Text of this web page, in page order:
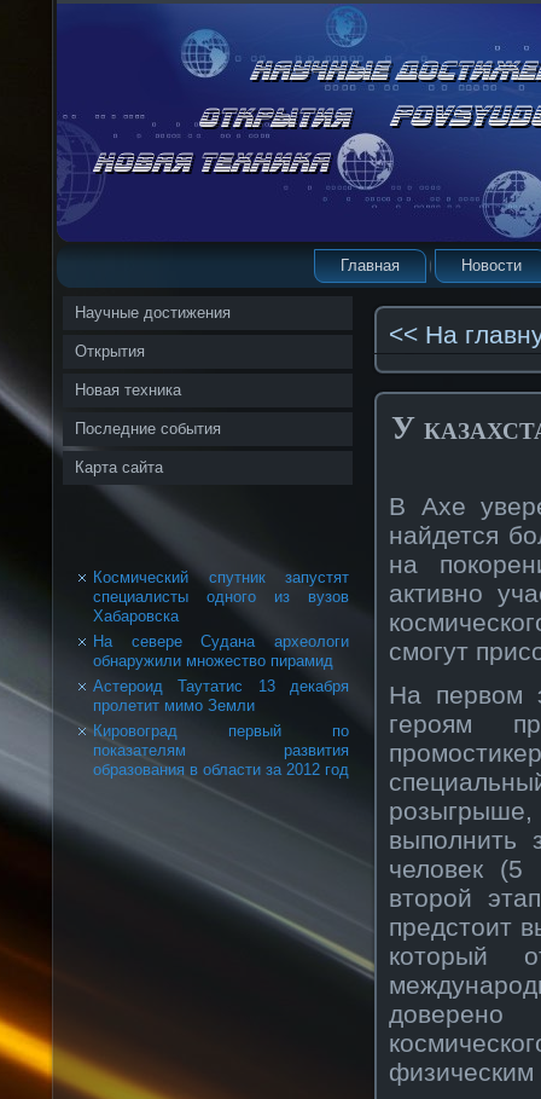
Главная Новости
Научные достижения
Открытия
Новая техника
Последние события
Карта сайта
Космический спутник запустят
специалисты одного из вузов
Хабаровска
На севере Судана археологи
обнаружили множество пирамид
Астероид Таутатис 13 декабря
пролетит мимо Земли
Кировоград первый по
показателям развития
образования в области за 2012 год
<< На
У
В Axe
найдется
на
активно
смогут
На первом
героям
выполнить
человек
второй
предстоит
который
доверено
физическим